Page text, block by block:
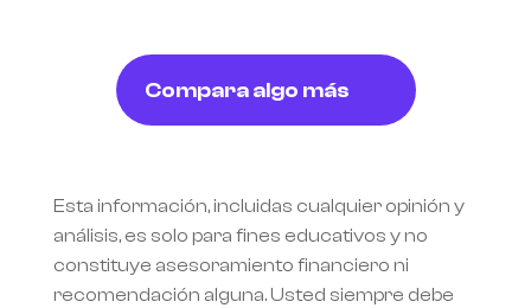
Compara algo más
Esta información, incluidas cualquier opinión y
análisis, es solo para fines educativos y no
constituye asesoramiento financiero ni
recomendación alguna. Usted siempre debe